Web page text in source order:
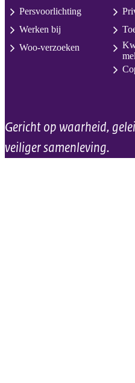
Persvoorlichting
Werken bij
Woo-verzoeken
Gericht op waarheid,
veiliger samenleving.